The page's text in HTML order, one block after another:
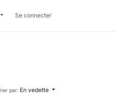
Se connecter
par: En vedette